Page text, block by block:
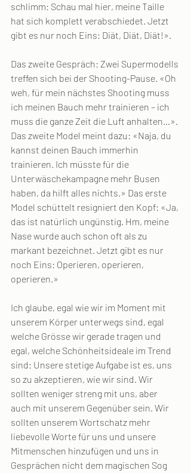
schlimm: Schau mal hier, meine Taille
hat sich komplett verabschiedet. Jetzt
gibt es nur noch Eins: Diät, Diät, Diät!».
Das zweite Gespräch: Zwei Supermodells
treffen sich bei der Shooting-Pause. «Oh
weh, für mein nächstes Shooting muss
ich meinen Bauch mehr trainieren – ich
muss die ganze Zeit die Luft anhalten…».
Das zweite Model meint dazu: «Naja, du
kannst deinen Bauch immerhin
trainieren. Ich müsste für die
Unterwäschekampagne mehr Busen
haben, da hilft alles nichts.» Das erste
Model schüttelt resigniert den Kopf: «Ja,
das ist natürlich ungünstig. Hm, meine
Nase wurde auch schon oft als zu
markant bezeichnet. Jetzt gibt es nur
noch Eins: Operieren, operieren,
operieren.»
Ich glaube, egal wie wir im Moment mit
unserem Körper unterwegs sind, egal
welche Grösse wir gerade tragen und
egal, welche Schönheitsideale im Trend
sind: Unsere stetige Aufgabe ist es, uns
so zu akzeptieren, wie wir sind. Wir
sollten weniger streng mit uns, aber
auch mit unserem Gegenüber sein. Wir
sollten unserem Wortschatz mehr
liebevolle Worte für uns und unsere
Mitmenschen hinzufügen und uns in
Gesprächen nicht dem magischen Sog